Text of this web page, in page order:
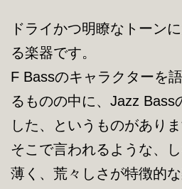
ドライかつ明瞭なトーン
る楽器です。
F Bassのキャラクターを
るものの中に、Jazz Bass
した、というものがあり
そこで言われるような、
薄く、荒々しさが特徴的な